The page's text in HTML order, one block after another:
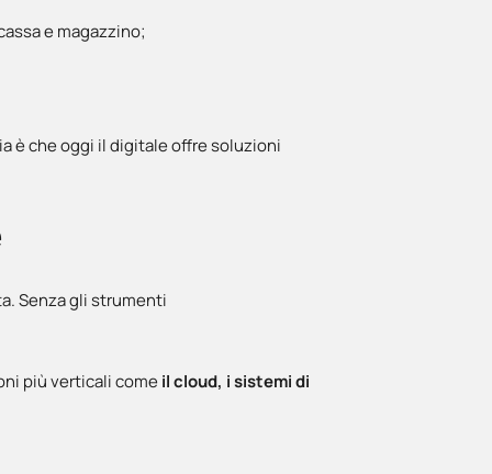
e magazzino;
è che oggi il digitale offre soluzioni
Senza gli strumenti
più verticali comeil cloud, i sistemi di